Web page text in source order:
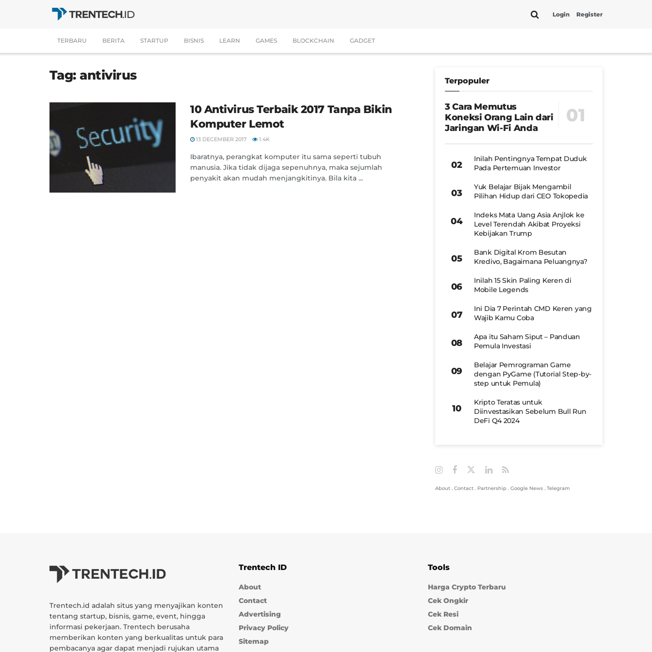
Login Register
TERBARU BERITA STARTUP BISNIS LEARN GAMES BLOCKCHAIN GADGET
Tag:antivirus
10 Antivirus Terbaik 2017 Tanpa Bikin
Komputer Lemot
13 DECEMBER 2017 1.4K
Ibaratnya, perangkat komputer itu sama seperti tubuh
manusia. Jika tidak dijaga sepenuhnya, maka sejumlah
penyakit akan mudah menjangkitinya. Bila kita ...
Terpopuler
3 Cara Memutus
Koneksi Orang Lain dari
Jaringan Wi-Fi Anda
Inilah Pentingnya Tempat Duduk
Pada Pertemuan Investor
Yuk Belajar Bijak Mengambil
Pilihan Hidup dari CEO Tokopedia
Indeks Mata Uang Asia Anjlok ke
Level Terendah Akibat Proyeksi
Kebijakan Trump
Bank Digital Krom Besutan
Kredivo, Bagaimana Peluangnya?
Inilah 15 Skin Paling Keren di
Mobile Legends
Ini Dia 7 Perintah CMD Keren yang
Wajib Kamu Coba
Apa itu Saham Siput – Panduan
Pemula Investasi
Belajar Pemrograman Game
dengan PyGame (Tutorial Step-by-
step untuk Pemula)
Kripto Teratas untuk
Diinvestasikan Sebelum Bull Run
DeFi Q4 2024
About . Contact . Partnership . Google News . Telegram
Trentech.id adalah situs yang menyajikan konten
tentang startup, bisnis, game, event, hingga
informasi pekerjaan. Trentech berusaha
memberikan konten yang berkualitas untuk para
pembacanya agar dapat menjadi rujukan utama
Trentech ID
About
Contact
Advertising
Privacy Policy
Sitemap
Tools
Harga Crypto Terbaru
Cek Ongkir
Cek Resi
Cek Domain